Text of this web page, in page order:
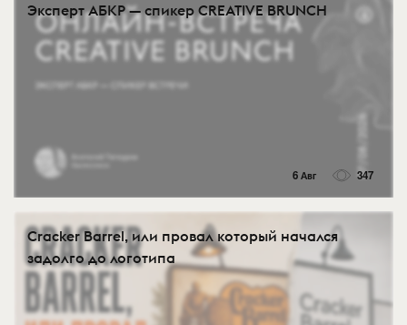
Эксперт АБКР — спикер CREATIVE BRUNCH
6 Авг 347
Cracker Barrel, или провал который начался
задолго до логотипа